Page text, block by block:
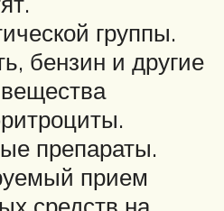
группы.
бензин и другие
препараты.
прием